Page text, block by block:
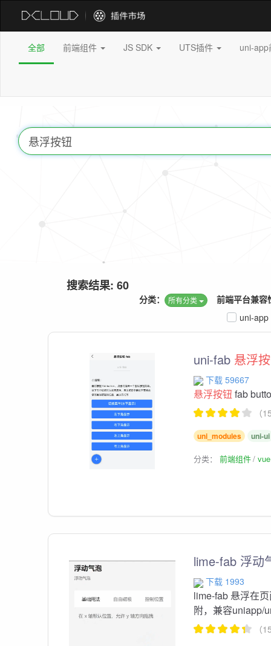
全部 前端组件 JS SDK UTS插件 uni-
搜索结果: 60
前端平台兼容
分类： 所有分类
uni-app
uni-fab 悬浮
下载 59667
悬浮按钮 fab
（
uni_modules uni-ui
分类：前端组件
lime-fab 浮动
下载 1993
lime-fab 悬浮在
附，兼容uniapp/
（